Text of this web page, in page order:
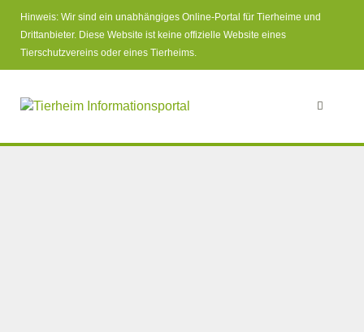
Hinweis: Wir sind ein unabhängiges Online-Portal für Tierheime und
Drittanbieter. Diese Website ist keine offizielle Website eines
Tierschutzvereins oder eines Tierheims.